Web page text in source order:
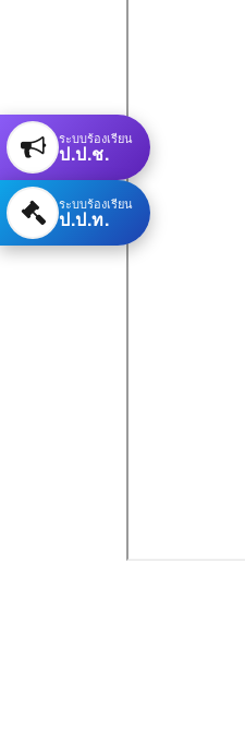
ระบบร้องเรียน
ป.ป.ช.
ระบบร้องเรียน
ป.ป.ท.